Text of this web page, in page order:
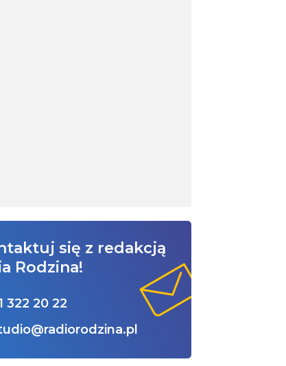
się z redakcją
Rodzina!
322 20 22